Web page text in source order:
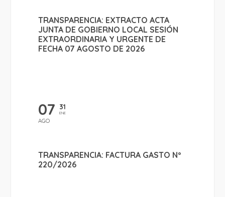
TRANSPARENCIA: EXTRACTO ACTA
JUNTA DE GOBIERNO LOCAL SESIÓN
EXTRAORDINARIA Y URGENTE DE
FECHA 07 AGOSTO DE 2026
07
AGO
31
ENE
TRANSPARENCIA: FACTURA GASTO Nº
220/2026